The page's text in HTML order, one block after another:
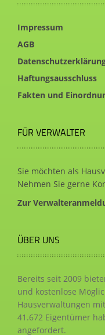
Impressum
AGB
Haftungsausschluss
Fakten und
FÜR VERWALTER
Sie möchten als
Nehmen Sie gerne
Zur
ÜBER UNS
Bereits seit 2009
und kostenlose
Hausverwaltungen
41.672 Eigentümer
angefordert.